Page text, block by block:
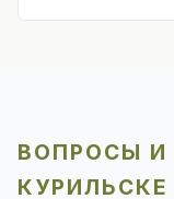
ВОПРОСЫ
КУРИЛЬСКЕ